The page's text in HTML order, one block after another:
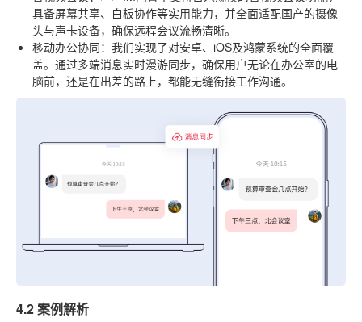
具备屏幕共享、白板协作等实用能力，并全面适配国产的摄像
头与声卡设备，确保远程会议流畅清晰。
移动办公协同：我们实现了对安卓、iOS及鸿蒙系统的全面覆
盖。通过多端消息实时漫游同步，确保用户无论在办公室的电
脑前，还是在出差的路上，都能无缝衔接工作沟通。
4.2 案例解析